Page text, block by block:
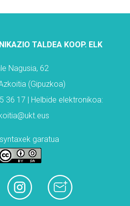
TALDEA KOOP. ELK
Nagusia, 62
(Gipuzkoa)
36 17 | Helbide elektronikoa:
garatua